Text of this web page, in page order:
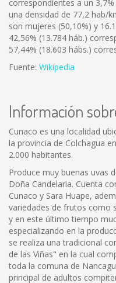
correspondientes a un
una densidad de 77,2 hab/
son mujeres (50,10%) y
42,56% (13.784 háb.)
57,44% (18.603 hábs.)
Fuente: Wikipedia
Información
Cunaco es una localidad
la provincia de Colchagua
2.000 habitantes.
Produce muy buenas uvas
Doña Candelaria. Cuenta
Cunaco y Sara Huape,
variedades de frutos como
y en este último tiempo
especializando en la
se realiza una tradicional
de las Viñas" en la cual
toda la comuna de
principal de adultos